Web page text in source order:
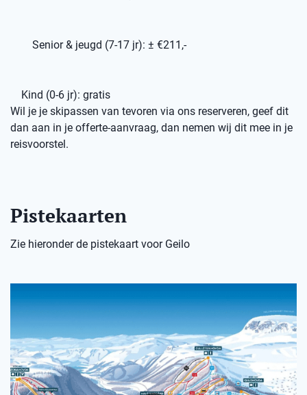
Senior & jeugd (7-17 jr): ± €211,-
Kind (0-6 jr): gratis
Wil je je skipassen van tevoren via ons reserveren, geef dit
dan aan in je offerte-aanvraag, dan nemen wij dit mee in je
reisvoorstel.
Pistekaarten
Zie hieronder de pistekaart voor Geilo